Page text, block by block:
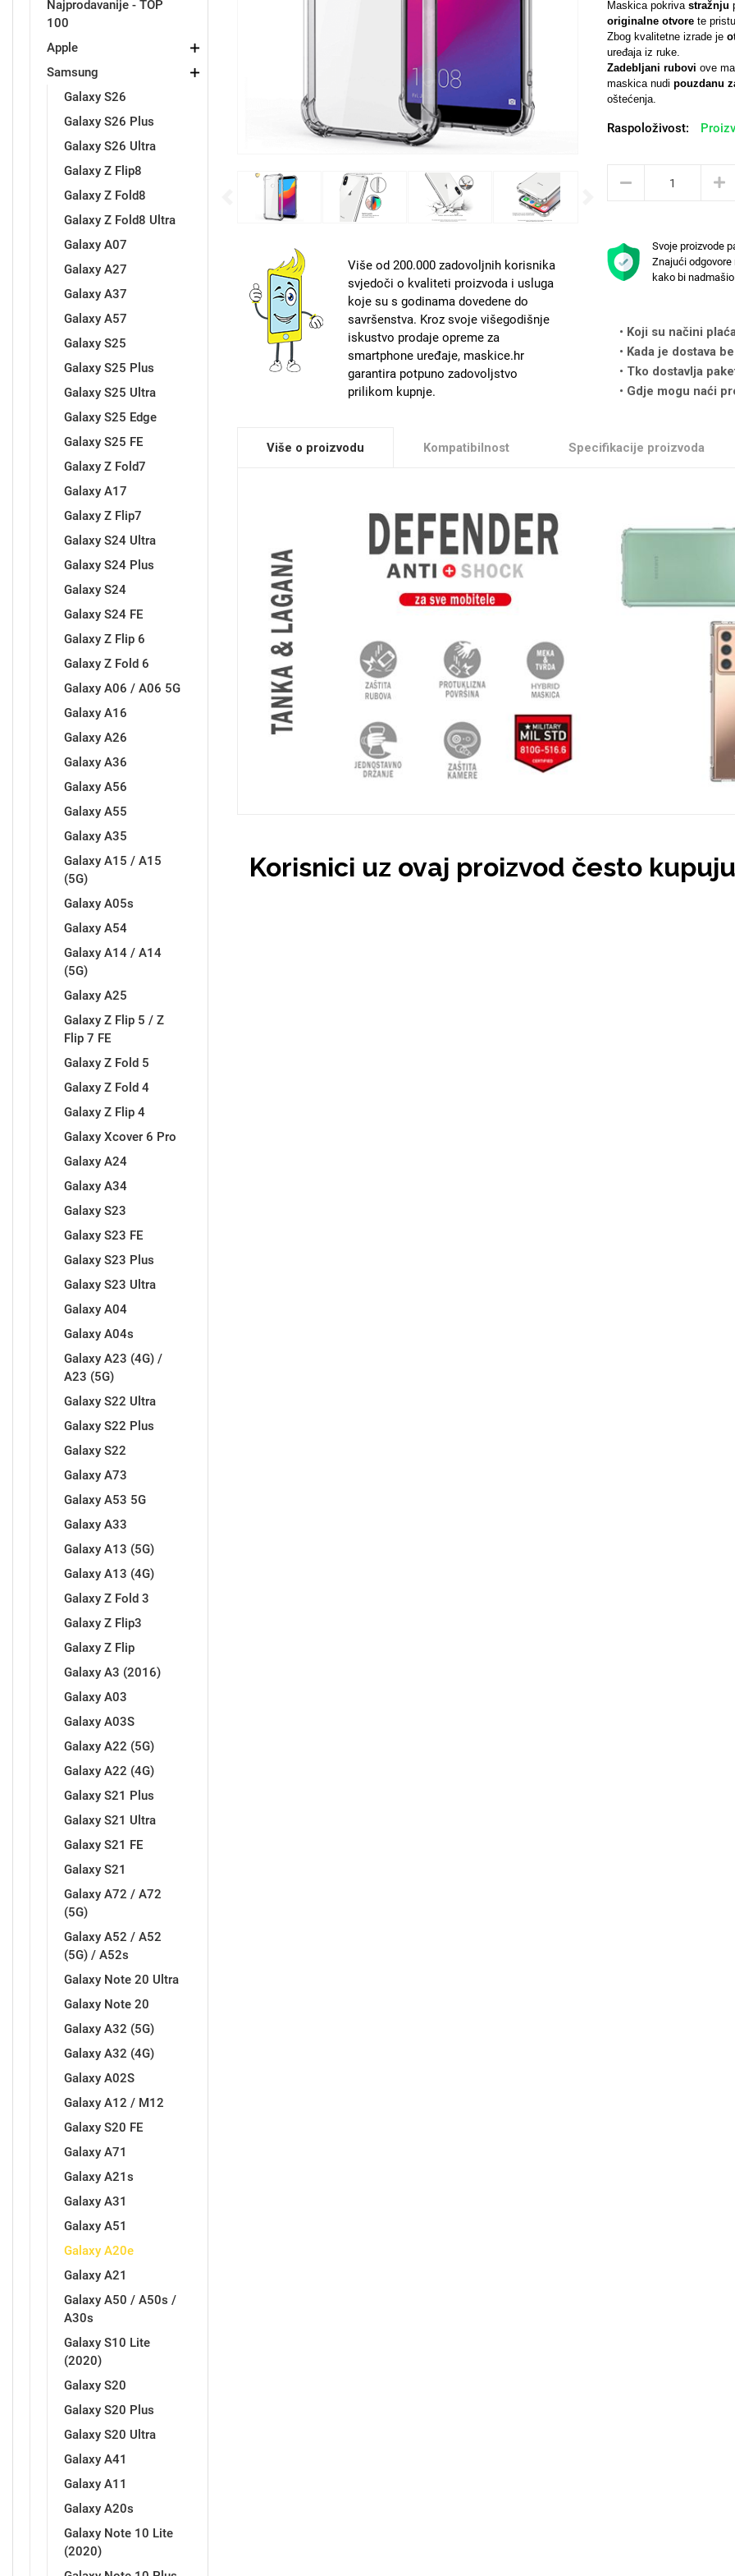
Najprodavanije - TOP
100
Apple
Samsung
Galaxy S26
Galaxy S26 Plus
Galaxy S26 Ultra
Galaxy Z Flip8
Galaxy Z Fold8
Galaxy Z Fold8 Ultra
Galaxy A07
Galaxy A27
Galaxy A37
Galaxy A57
Galaxy S25
Galaxy S25 Plus
Galaxy S25 Ultra
Galaxy S25 Edge
Galaxy S25 FE
Galaxy Z Fold7
Galaxy A17
Galaxy Z Flip7
Galaxy S24 Ultra
Galaxy S24 Plus
Galaxy S24
Galaxy S24 FE
Galaxy Z Flip 6
Galaxy Z Fold 6
Galaxy A06 / A06 5G
Galaxy A16
Galaxy A26
Galaxy A36
Galaxy A56
Galaxy A55
Galaxy A35
Galaxy A15 / A15
(5G)
Galaxy A05s
Galaxy A54
Galaxy A14 / A14
(5G)
Galaxy A25
Galaxy Z Flip 5 / Z
Flip 7 FE
Galaxy Z Fold 5
Galaxy Z Fold 4
Galaxy Z Flip 4
Galaxy Xcover 6 Pro
Galaxy A24
Galaxy A34
Galaxy S23
Galaxy S23 FE
Galaxy S23 Plus
Galaxy S23 Ultra
Galaxy A04
Galaxy A04s
Galaxy A23 (4G) /
A23 (5G)
Galaxy S22 Ultra
Galaxy S22 Plus
Galaxy S22
Galaxy A73
Galaxy A53 5G
Galaxy A33
Galaxy A13 (5G)
Galaxy A13 (4G)
Galaxy Z Fold 3
Galaxy Z Flip3
Galaxy Z Flip
Galaxy A3 (2016)
Galaxy A03
Galaxy A03S
Galaxy A22 (5G)
Galaxy A22 (4G)
Galaxy S21 Plus
Galaxy S21 Ultra
Galaxy S21 FE
Galaxy S21
Galaxy A72 / A72
(5G)
Galaxy A52 / A52
(5G) / A52s
Galaxy Note 20 Ultra
Galaxy Note 20
Galaxy A32 (5G)
Galaxy A32 (4G)
Galaxy A02S
Galaxy A12 / M12
Galaxy S20 FE
Galaxy A71
Galaxy A21s
Galaxy A31
Galaxy A51
Galaxy A20e
Galaxy A21
Galaxy A50 / A50s /
A30s
Galaxy S10 Lite
(2020)
Galaxy S20
Galaxy S20 Plus
Galaxy S20 Ultra
Galaxy A41
Galaxy A11
Galaxy A20s
Galaxy Note 10 Lite
(2020)
Više od 200.000 zadovoljnih korisnika
svjedoči o kvaliteti proizvoda i usluga
koje su s godinama dovedene do
savršenstva. Kroz svoje višegodišnje
iskustvo prodaje opreme za
smartphone uređaje, maskice.hr
garantira potpuno zadovoljstvo
prilikom kupnje.
Maskica pokriva stražnju
originalne otvorete
Zbog kvalitetne izrade je
uređaja iz ruke.
Zadebljani rubovi ove
maskica nudi pouzdanu
oštećenja.
Raspoloživost:
Svoje proizvode
Znajući
kako bi
Koji su načini
Kada je dostava
Tko dostavlja
Gdje mogu naći
Više o proizvodu Kompatibilnost Specifikacije proizvoda
Korisnici uz ovaj proizvod često kupuju
Babe
Croatos Najprodavanije - TOP 100
Gym Unicorn kolekcija
Sleng
Životinjsko carstvo Takeoff
Svemirska kolekcija Valentinovo
Love motivi
Quotes Collection
Zodiac
Doodles
Monogrami
Za njega
Mandale / Cvjetni motivi
MarbleMania
Crtani filmovi
Obiteljski motivi
Samsung
Punjači za mobitel Spigen maskice
Univerzalno kaljeno staklo
Univerzalne futrole i
maskice
Samsung
Sony LCD Tablet
Držači za romobil
Ostali držači
USB kablovi
AUX kablovi Adapteri za mobitel
FM Transmitteri